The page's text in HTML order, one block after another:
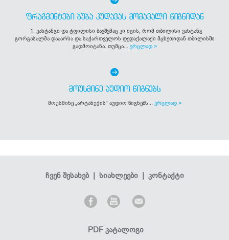
ᲤᲠᲐᲒᲛᲔᲜᲢᲔᲑᲘ ᲑᲣᲑᲐ ᲙᲣᲓᲐᲕᲐᲡ ᲛᲝᲛᲐᲕᲐᲚᲘ ᲬᲘᲒᲜᲘᲓᲐᲜ
1. ვახტანგი და ტფილისი ბავშვმაც კი იცის, რომ თბილისი ვახტანგ
გორგასალმა დააარსა და საქართველოს დედაქალაქი მცხეთიდან თბილისში
გადმოიტანა. თუმცა... ვრცლად >
ᲛᲝᲣᲡᲛᲘᲜᲔ ᲐᲣᲓᲘᲝ ᲬᲘᲒᲜᲔᲑᲡ
მოუსმინე „არტანუჯის“ აუდიო წიგნებს... ვრცლად >
ჩვენ შესახებ| სიახლეები| კონტაქტი
PDF კატალოგი